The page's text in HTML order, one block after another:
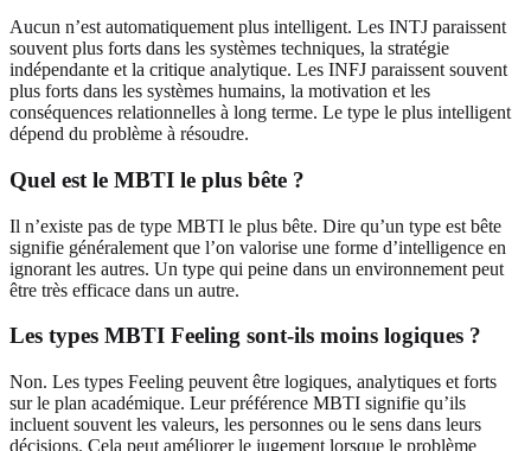
Aucun n’est automatiquement plus intelligent. Les INTJ paraissent
souvent plus forts dans les systèmes techniques, la stratégie
indépendante et la critique analytique. Les INFJ paraissent souvent
plus forts dans les systèmes humains, la motivation et les
conséquences relationnelles à long terme. Le type le plus intelligent
dépend du problème à résoudre.
Quel est le MBTI le plus bête ?
Il n’existe pas de type MBTI le plus bête. Dire qu’un type est bête
signifie généralement que l’on valorise une forme d’intelligence en
ignorant les autres. Un type qui peine dans un environnement peut
être très efficace dans un autre.
Les types MBTI Feeling sont-ils moins logiques ?
Non. Les types Feeling peuvent être logiques, analytiques et forts
sur le plan académique. Leur préférence MBTI signifie qu’ils
incluent souvent les valeurs, les personnes ou le sens dans leurs
décisions. Cela peut améliorer le jugement lorsque le problème